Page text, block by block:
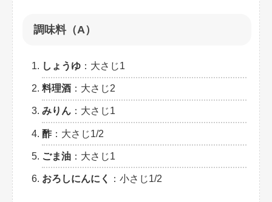
調味料（A）
しょうゆ ：大さじ1
料理酒 ：大さじ2
みりん ：大さじ1
酢：大さじ1/2
ごま油 ：大さじ1
おろしにんにく ：小さじ1/2